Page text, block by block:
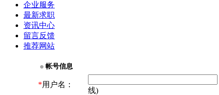
企业服务
最新求职
资讯中心
留言反馈
推荐网站
帐号信息
*用户名：
线)